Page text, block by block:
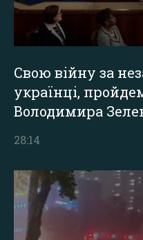
Свою війну за
українці,
Володимира
28:14